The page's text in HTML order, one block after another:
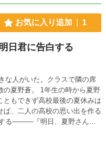
お気に入り追加 1
日君に告白する
な人がいた。クラスで隣の席
の夏野蒼。 1年生の時から夏野
もできず高校最後の夏休みは
、二人の高校の思い出を作る
する―——『明日、夏野さんに